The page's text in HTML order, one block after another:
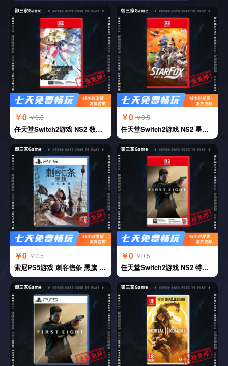
￥0 ￥0.5
任天堂Switch2游戏 NS2 数码宝贝物语 时空异客 中文
￥0 ￥0.5
任天堂Switch2游戏 NS2 星际火狐 中文
￥0 ￥0.5
索尼PS5游戏 刺客信条 黑旗 中文
￥0 ￥0.5
任天堂Switch2游戏 NS2 特工007 初露锋芒 中文